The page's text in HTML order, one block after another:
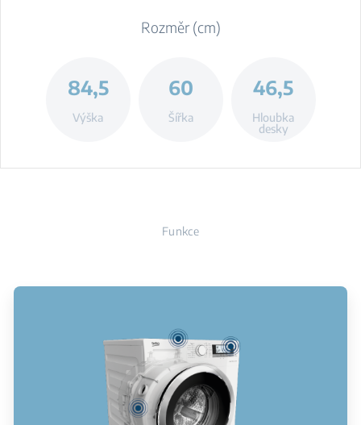
Rozměr (cm)
84,5
Výška
60
Šířka
46,5
Hloubka
desky
Funkce